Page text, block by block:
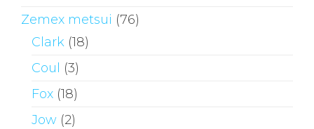
Zemex metsui (76)
Clark (18)
Coul
(3)
Fox (18)
Jow (2)